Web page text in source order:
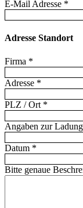
E-Mail Adresse *
Adresse Standort
Firma *
Adresse *
PLZ / Ort *
Angaben zur Ladung
Datum *
Bitte genaue